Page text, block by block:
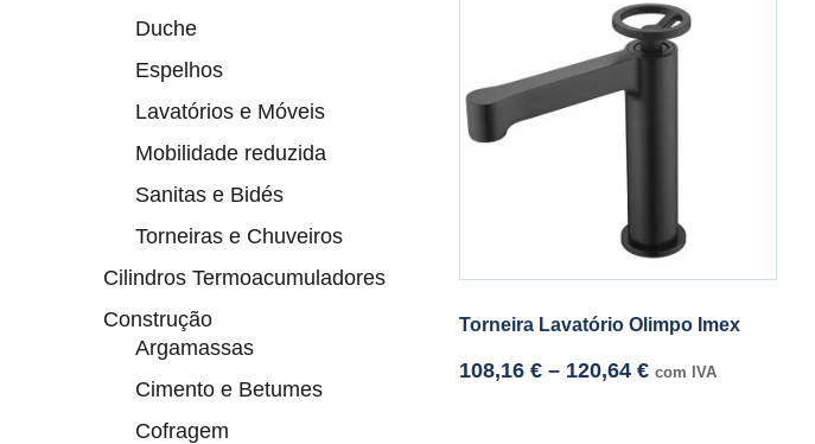
Torneira Lavatório Olimpo Imex
108,16 € – 120,64 € com IVA
Duche
Espelhos
Lavatórios e Móveis
Mobilidade reduzida
Sanitas e Bidés
Torneiras e Chuveiros
Cilindros Termoacumuladores
Construção
Argamassas
Cimento e Betumes
Cofragem